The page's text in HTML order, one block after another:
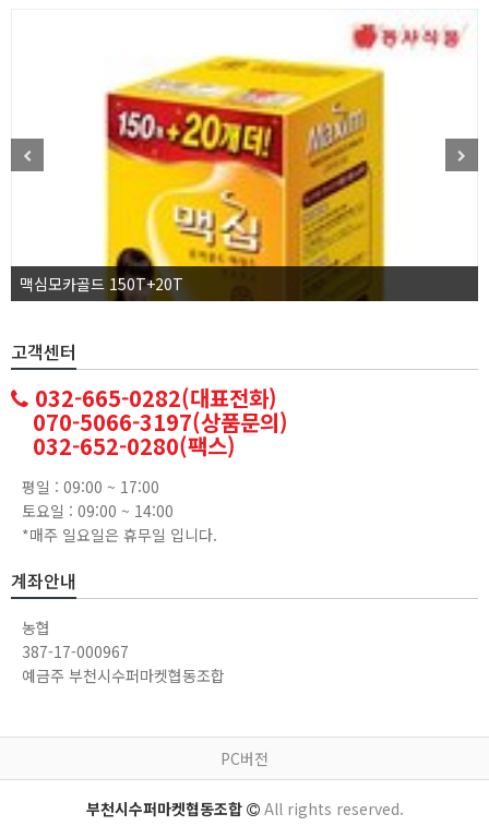
맥심모카골드 150T+20T
고객센터
032-665-0282(대표전화)
070-5066-3197(상품문의)
032-652-0280(팩스)
평일 : 09:00 ~ 17:00
토요일 : 09:00 ~ 14:00
*매주 일요일은 휴무일 입니다.
계좌안내
농협
387-17-000967
예금주 부천시수퍼마켓협동조합
PC버전
부천시수퍼마켓협동조합 All rights reserved.